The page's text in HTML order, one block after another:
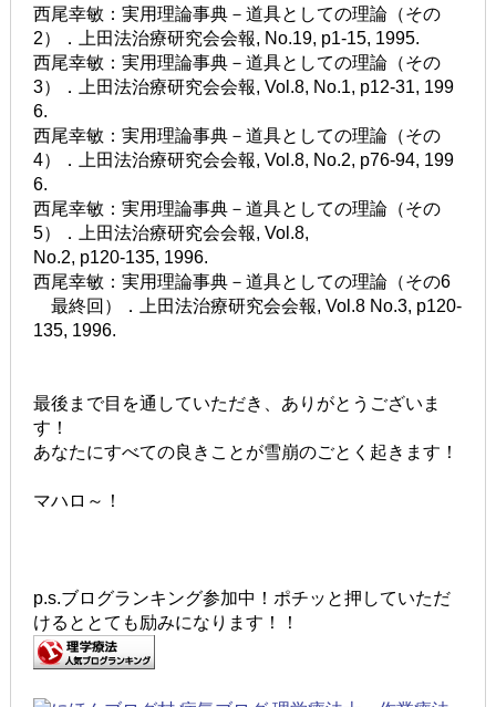
西尾幸敏：実用理論事典－道具としての理論（その
2）．上田法治療研究会会報, No.19, p1-15, 1995.
西尾幸敏：実用理論事典－道具としての理論（その
3）．上田法治療研究会会報, Vol.8, No.1, p12-31, 199
6.
西尾幸敏：実用理論事典－道具としての理論（その
4）．上田法治療研究会会報, Vol.8, No.2, p76-94, 199
6.
西尾幸敏：実用理論事典－道具としての理論（その
5）．上田法治療研究会会報, Vol.8,
No.2, p120-135, 1996.
西尾幸敏：実用理論事典－道具としての理論（その6
最終回）．上田法治療研究会会報, Vol.8 No.3, p120-
135, 1996.
最後まで目を通していただき、ありがとうございま
す！
あなたにすべての良きことが雪崩のごとく起きます！
マハロ～！
p.s.ブログランキング参加中！ポチッと押していただ
けるととても励みになります！！